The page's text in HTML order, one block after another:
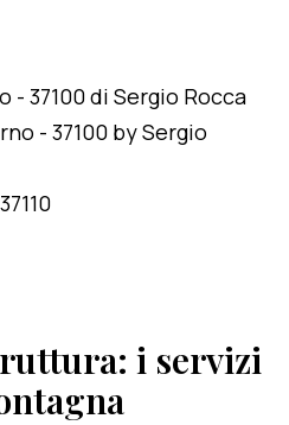
i servizi